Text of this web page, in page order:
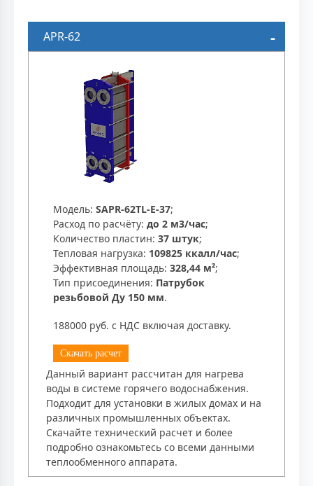
APR-62
Модель: SAPR-62TL-E-37;
Расход по расчёту: до 2 м3/час;
Количество пластин: 37 штук;
Тепловая нагрузка: 109825 ккалл/час;
Эффективная площадь: 328,44 м²;
Тип присоединения: Патрубок
резьбовой Ду 150 мм.
188000 руб. с НДС включая доставку.
Скачать расчет
Данный вариант рассчитан для нагрева
воды в системе горячего водоснабжения.
Подходит для установки в жилых домах и на
различных промышленных объектах.
Скачайте технический расчет и более
подробно ознакомьтесь со всеми данными
теплообменного аппарата.